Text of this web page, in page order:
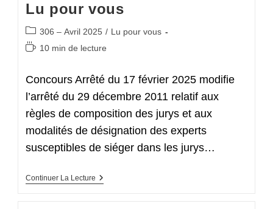
Lu pour vous
Post
category:
306 – Avril 2025 / Lu pour vous
Temps10 min de lecture
Concours Arrêté du 17 février 2025 modifie
l’arrêté du 29 décembre 2011 relatif aux
règles de composition des jurys et aux
modalités de désignation des experts
susceptibles de siéger dans les jurys…
Continuer La Lecture Lu